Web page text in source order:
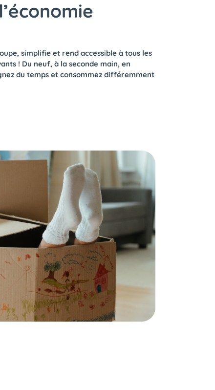
simplifie et rend accessible à tous les
! Du neuf, à la seconde main, en
du temps et consommez différemment